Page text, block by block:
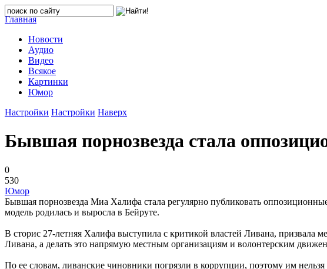
Главная
Новости
Аудио
Видео
Всякое
Картинки
Юмор
Настройки Настройки Наверх
Бывшая порнозвезда стала
0
530
Юмор
Бывшая порнозвезда Миа Халифа стала регулярно публиковать
модель родилась и выросла в Бейруте.
В сторис 27-летняя Халифа выступила с критикой властей Ливана, призвала
Ливана, а делать это напрямую местным организациям и волонтерским
По ее словам, ливанские чиновники погрязли в коррупции, поэтому им